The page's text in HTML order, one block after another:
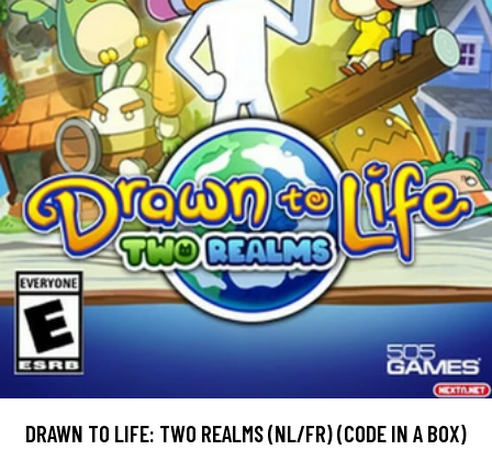
DRAWN TO LIFE: TWO REALMS (NL/FR) (CODE IN A BOX)